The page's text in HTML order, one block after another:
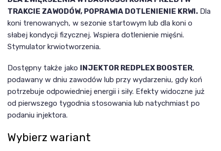
Wybierz wariant
TRAKCIE ZAWODÓW, POPRAWIA DOTLENIENIE KRWI. Dla
koni trenowanych, w sezonie startowym lub dla koni o
słabej kondycji fizycznej. Wspiera dotlenienie mięśni.
Stymulator krwiotworzenia.
Dostępny także jako INJEKTOR REDPLEX BOOSTER,
podawany w dniu zawodów lub przy wydarzeniu, gdy koń
potrzebuje odpowiedniej energii i siły. Efekty widoczne już
od pierwszego tygodnia stosowania lub natychmiast po
podaniu injektora.